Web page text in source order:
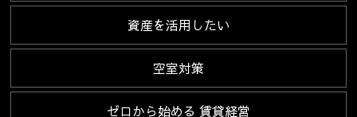
委託することがあります。この場合、契約等で個人情報の安全管
当社が保有する個人情報については、上記1.の利用目的達成の為
に、不動産情報、お名前、ご住所等の所要項目に付いては、書
資産を活用したい
空室対策
ゼロから始める 賃貸経営